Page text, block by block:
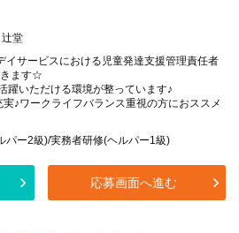
堂
イサービスにおける児童発達支援管理責任者
きます☆
いただける環境が整っています♪
♪ワークライフバランス重視の方におススメ
パー2級)/実務者研修(ヘルパー1級)
応募画面へ進む